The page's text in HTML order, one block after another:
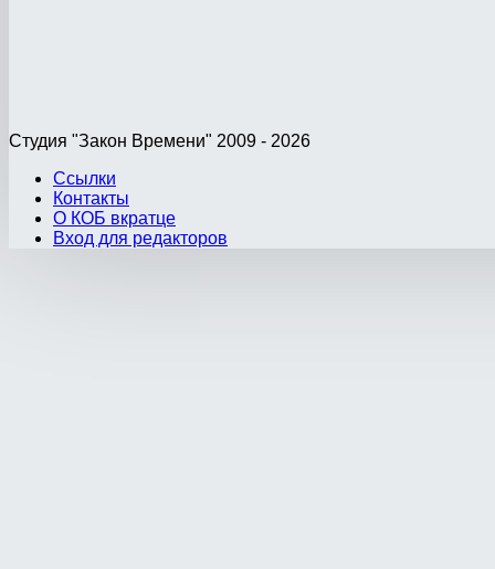
Студия "Закон Времени" 2009 - 2026
Ссылки
Контакты
О КОБ вкратце
Вход для редакторов